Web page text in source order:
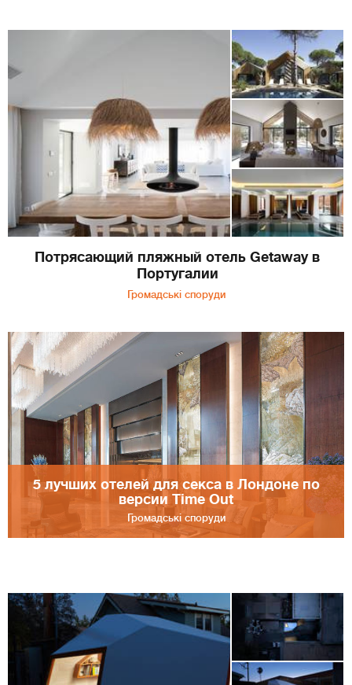
Потрясающий пляжный отель Getaway в
Португалии
Громадські споруди
5 лучших отелей для секса в Лондоне по
версии Time Out
Громадські споруди